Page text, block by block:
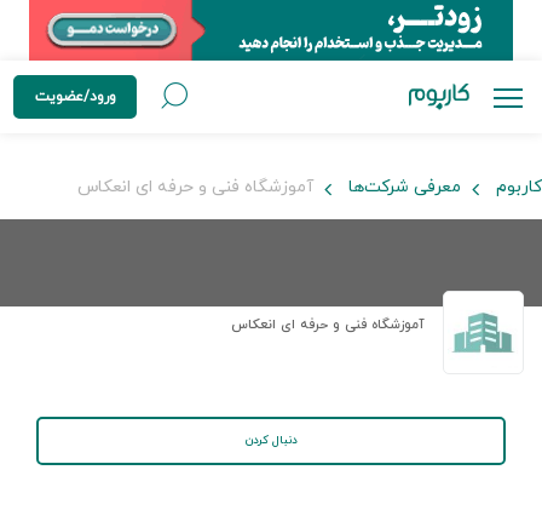
ورود/عضویت
کاربوم معرفی شرکت‌ها آموزشگاه فنی و حرفه ای انعکاس
آموزشگاه فنی و حرفه ای انعکاس
دنبال کردن